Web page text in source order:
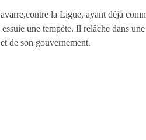
la Ligue, ayant déjà
une tempête. Il relâche dans
de son gouvernement.